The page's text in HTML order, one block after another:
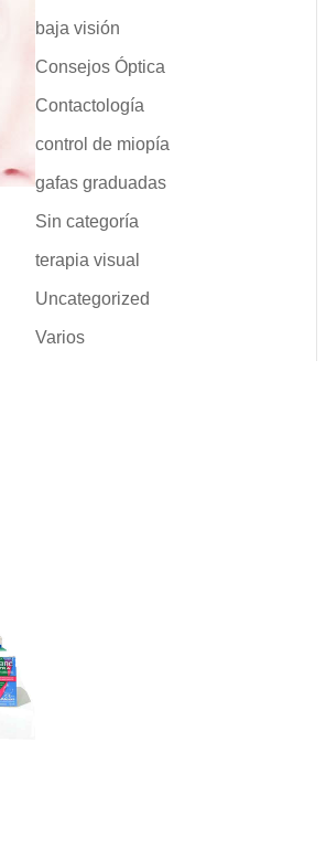
baja visión
Consejos Óptica
Contactología
control de miopía
gafas graduadas
Sin categoría
terapia visual
Uncategorized
Varios